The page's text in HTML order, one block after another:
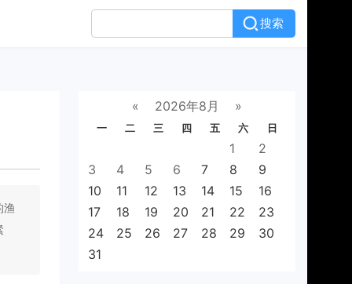
搜索
渔
« 2026年8月 »
一 二 三 四 五 六 日
1
2
3
4 5 6 7 8
9
10
11 12 13 14 15
16
17
18 19 20 21 22
23
24
25 26 27 28 29
30
31